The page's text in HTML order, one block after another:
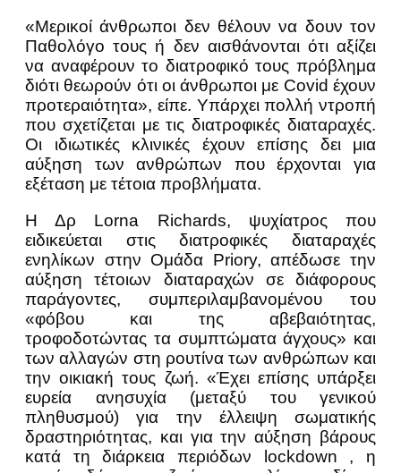
«Μερικοί άνθρωποι δεν θέλουν να δουν τον
Παθολόγο τους ή δεν αισθάνονται ότι αξίζει
να αναφέρουν το διατροφικό τους πρόβλημα
διότι θεωρούν ότι οι άνθρωποι με Covid έχουν
προτεραιότητα», είπε. Υπάρχει πολλή ντροπή
που σχετίζεται με τις διατροφικές διαταραχές.
Οι ιδιωτικές κλινικές έχουν επίσης δει μια
αύξηση των ανθρώπων που έρχονται για
εξέταση με τέτοια προβλήματα.
Η Δρ Lorna Richards, ψυχίατρος που
ειδικεύεται στις διατροφικές διαταραχές
ενηλίκων στην Ομάδα Priory, απέδωσε την
αύξηση τέτοιων διαταραχών σε διάφορους
παράγοντες, συμπεριλαμβανομένου του
«φόβου και της αβεβαιότητας,
τροφοδοτώντας τα συμπτώματα άγχους» και
των αλλαγών στη ρουτίνα των ανθρώπων και
την οικιακή τους ζωή. «Έχει επίσης υπάρξει
ευρεία ανησυχία (μεταξύ του γενικού
πληθυσμού) για την έλλειψη σωματικής
δραστηριότητας, και για την αύξηση βάρους
κατά τη διάρκεια περιόδων lockdown , η